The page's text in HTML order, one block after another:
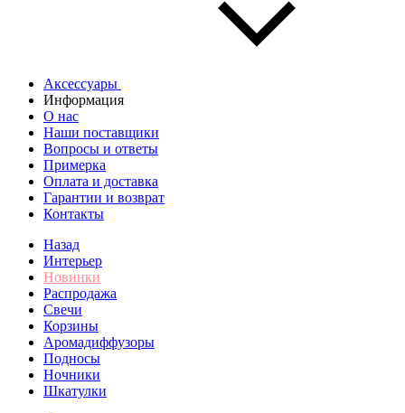
Аксессуары
Информация
О нас
Наши поставщики
Вопросы и ответы
Примерка
Оплата и доставка
Гарантии и возврат
Контакты
Назад
Интерьер
Новинки
Распродажа
Свечи
Корзины
Аромадиффузоры
Подносы
Ночники
Шкатулки